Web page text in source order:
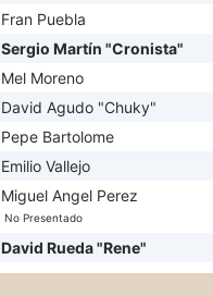
Fran Puebla
Sergio Martín "Cronista"
Mel Moreno
David Agudo "Chuky"
Pepe Bartolome
Emilio Vallejo
Miguel Angel Perez
No Presentado
David Rueda "Rene"